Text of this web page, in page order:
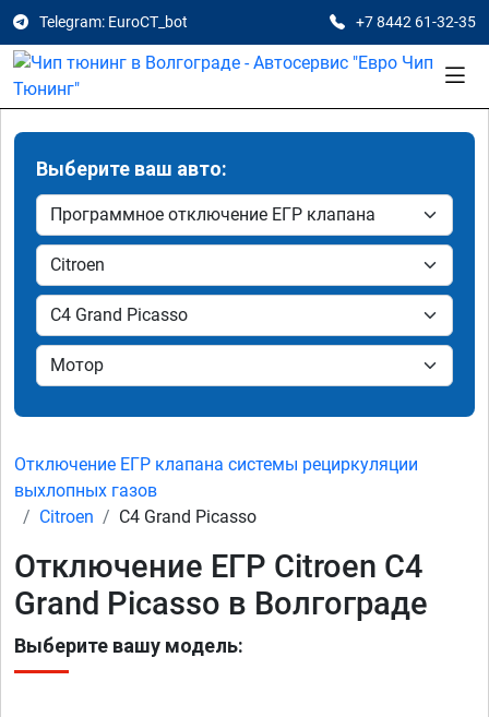
Telegram: EuroCT_bot +7 8442 61-32-35
Выберите ваш авто:
Отключение ЕГР клапана системы рециркуляции
выхлопных газов
Citroen
C4 Grand Picasso
Отключение ЕГР Citroen C4
Grand Picasso в Волгограде
Выберите вашу модель: